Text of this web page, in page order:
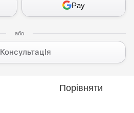
Pay
КонсультацІя
Порівняти